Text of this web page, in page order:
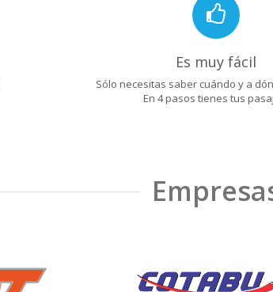
Es muy fácil
Sólo necesitas saber cuándo y a
En 4 pasos tienes tus